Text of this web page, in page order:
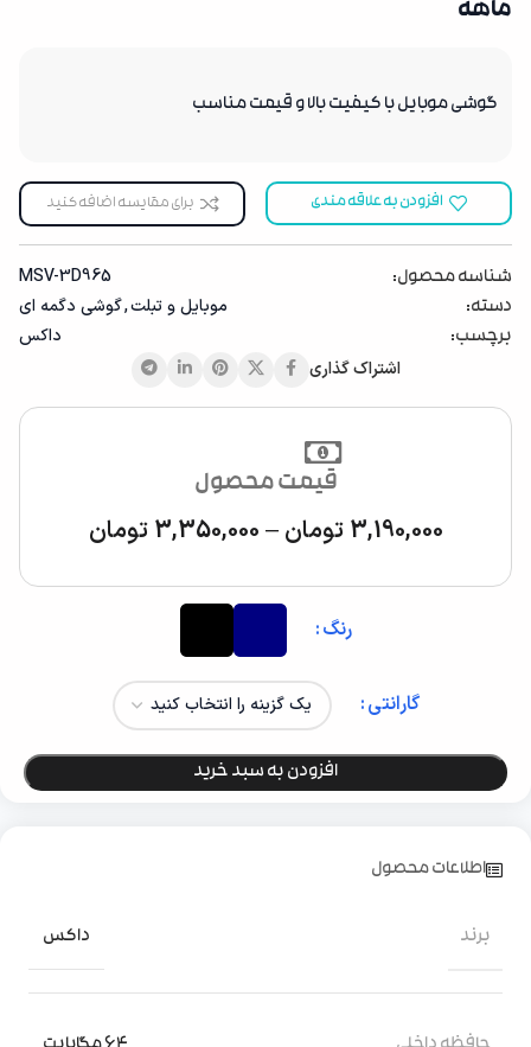
ماهه
گوشی موبایل با کیفیت بالا و قیمت مناسب
افزودن به علاقه مندی برای مقایسه اضافه کنید
شناسه محصول:
MSV-3D965
دسته:
موبایل ‌‌و تبلت,گوشی دگمه ای
برچسب:
داکس
اشتراک گذاری
قیمت محصول
3,190,000 تومان–
3,350,000 تومان
رنگ
گارانتی
افزودن به سبد خرید
اطلاعات محصول
برند داکس